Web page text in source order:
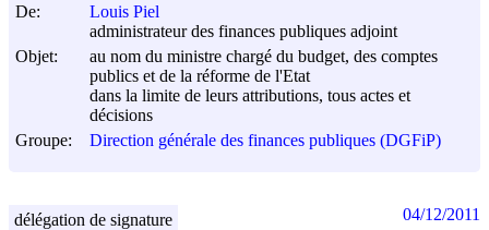
De:
Louis Piel
administrateur des finances publiques adjoint
Objet:
au nom du ministre chargé du budget, des comptes
publics et de la réforme de l'Etat
dans la limite de leurs attributions, tous actes et
décisions
Groupe:
Direction générale des finances publiques (DGFiP)
délégation de signature 04/12/2011